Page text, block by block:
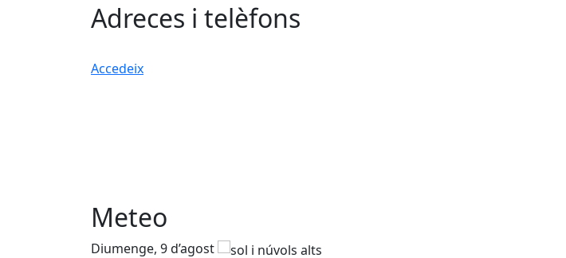
Adreces i telèfons
Accedeix
Meteo
Diumenge, 9 d’agost